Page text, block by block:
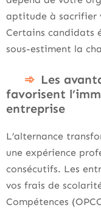
aptitude à sacrifier
Certains candidats
sous-estiment la
Les
favorisent
entreprise
L’alternance
une expérience
consécutifs. Les
vos frais de
Compétences